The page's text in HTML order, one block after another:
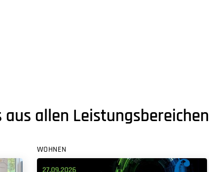
aus allen Leistungsbereichen
WOHNEN